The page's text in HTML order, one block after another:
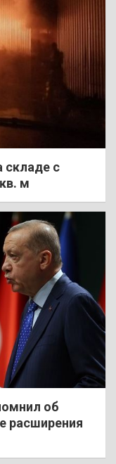
складе с
м
об
расширения